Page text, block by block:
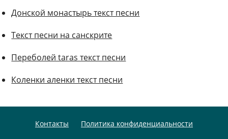
Донской монастырь текст песни
Текст песни на санскрите
Переболей taras текст песни
Коленки аленки текст песни
Контакты Политика конфиденциальности